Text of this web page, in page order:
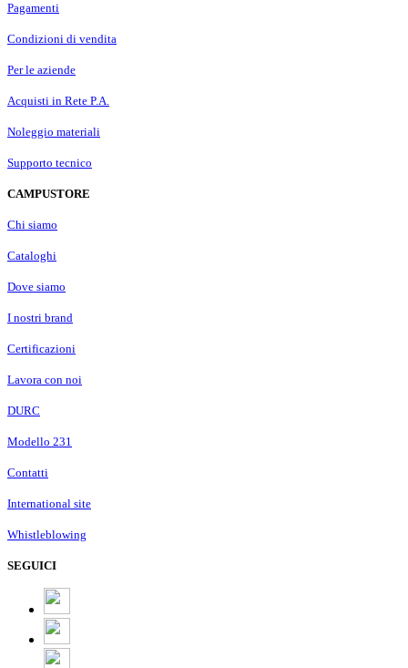
Pagamenti
Condizioni di vendita
Per le aziende
Acquisti in Rete P.A.
Noleggio materiali
Supporto tecnico
CAMPUSTORE
Chi siamo
Cataloghi
Dove siamo
I nostri brand
Certificazioni
Lavora con noi
DURC
Modello 231
Contatti
International site
Whistleblowing
SEGUICI